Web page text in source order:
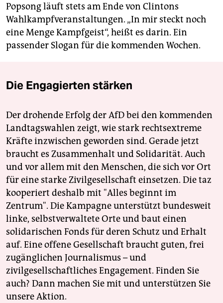
Popsong läuft stets am Ende von Clintons
Wahlkampfveranstaltungen. „In mir steckt noch
eine Menge Kampfgeist“, heißt es darin. Ein
passender Slogan für die kommenden Wochen.
Die Engagierten stärken
Der drohende Erfolg der AfD bei den kommenden
Landtagswahlen zeigt, wie stark rechtsextreme
Kräfte inzwischen geworden sind. Gerade jetzt
braucht es Zusammenhalt und Solidarität. Auch
und vor allem mit den Menschen, die sich vor Ort
für eine starke Zivilgesellschaft einsetzen. Die taz
kooperiert deshalb mit "Alles beginnt im
Zentrum". Die Kampagne unterstützt bundesweit
linke, selbstverwaltete Orte und baut einen
solidarischen Fonds für deren Schutz und Erhalt
auf. Eine offene Gesellschaft braucht guten, frei
zugänglichen Journalismus – und
zivilgesellschaftliches Engagement. Finden Sie
auch? Dann machen Sie mit und unterstützen Sie
unsere Aktion.